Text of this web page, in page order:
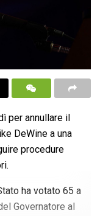
per annullare il
DeWine a una
procedure
ha votato 65 a
Governatore al